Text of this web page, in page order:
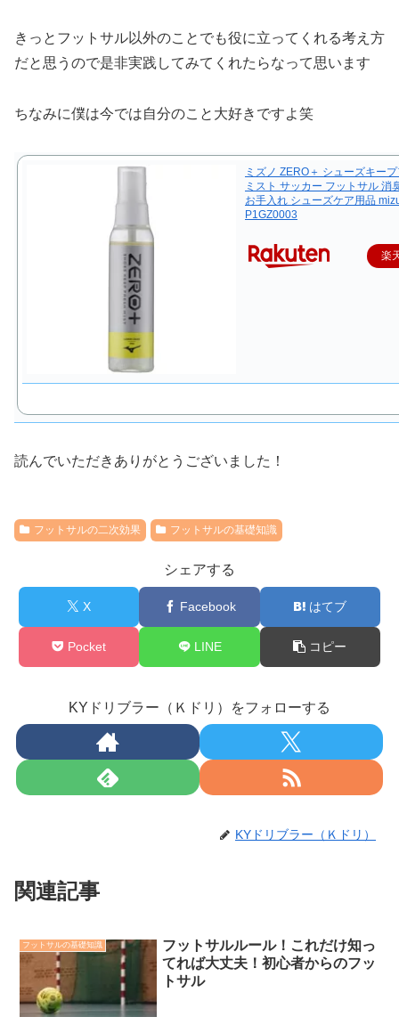
きっとフットサル以外のことでも役に立ってくれる考え方
だと思うので是非実践してみてくれたらなって思います
ちなみに僕は今では自分のこと大好きですよ笑
ミズノ ZERO＋ シューズキー
ミスト サッカー フットサル 消
お手入れ シューズケア用品
P1GZ0003
楽
読んでいただきありがとうございました！
フットサルの二次効果 フットサルの基礎知識
シェアする
X Facebook はてブ
Pocket LINE コピー
KYドリブラー（Ｋドリ）をフォローする
KYドリブラー（Ｋドリ）
関連記事
フットサルの基礎知識
フットサルルール！これだけ知っ
てれば大丈夫！初心者からのフッ
トサル